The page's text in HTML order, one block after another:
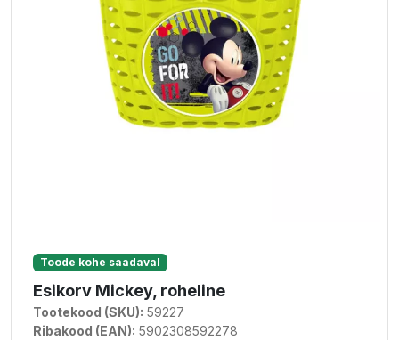
Toode kohe saadaval
Esikorv Mickey, roheline
Tootekood (SKU): 59227
Ribakood (EAN): 5902308592278